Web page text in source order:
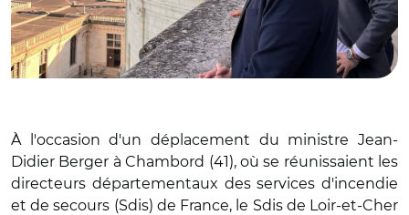
À l'occasion d'un déplacement du ministre Jean-
Didier Berger à Chambord (41), où se réunissaient les
directeurs départementaux des services d'incendie
et de secours (Sdis) de France, le Sdis de Loir-et-Cher